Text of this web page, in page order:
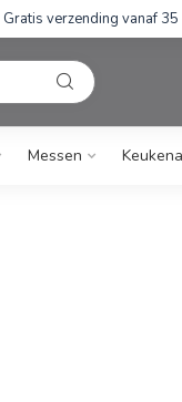
Gratis verzending vanaf 35
Messen